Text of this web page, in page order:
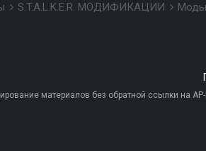
S.T.A.L.K.E.R. МОДИФИКАЦИИ
материалов без обратной ссылки на